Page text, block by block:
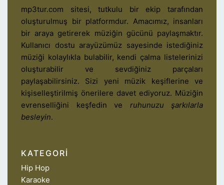
mp3tur.com sitesi, tutkulu bir ekip tarafından
oluşturulmuş bir platformdur. Amacımız, insanları
bir araya getirerek müziğin gücünü paylaşmaktır.
Kullanıcı dostu arayüzümüz sayesinde istediğiniz
müziği kolaylıkla bulabilir, kendi çalma listelerinizi
oluşturabilir ve sevdiğiniz parçaları
paylaşabilirsiniz. Sizi yeni müzik keşiflerine ve
kişiselleştirilmiş önerilere davet ediyoruz. Müziğin
evrenselliğini keşfedin ve ruhunuzu şarkılarla
besleyin.
KATEGORI
Hip Hop
Karaoke